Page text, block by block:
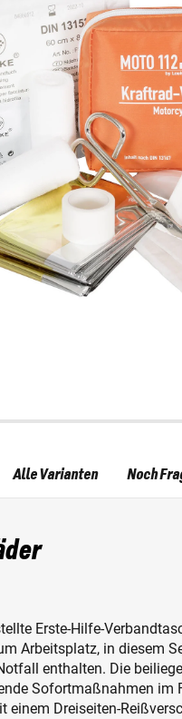
Erste-Hilfe-
Arbeitsplatz, in diesem
enthalten. Die
Sofortmaßnahmen im
Dreiseiten-
Alle Varianten Noch